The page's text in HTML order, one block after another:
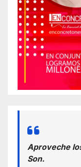
Aproveche
Son.